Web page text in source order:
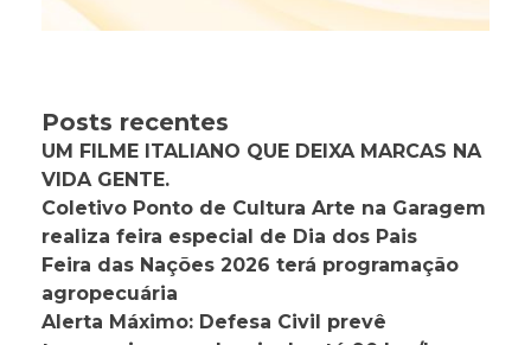
Posts recentes
UM FILME ITALIANO QUE DEIXA MARCAS NA
VIDA GENTE.
Coletivo Ponto de Cultura Arte na Garagem
realiza feira especial de Dia dos Pais
Feira das Nações 2026 terá programação
agropecuária
Alerta Máximo: Defesa Civil prevê